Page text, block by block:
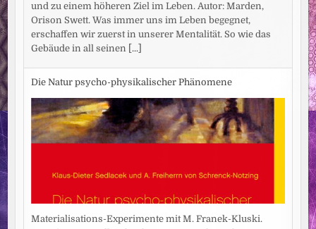
und zu einem höheren Ziel im Leben. Autor: Marden,
Orison Swett. Was immer uns im Leben begegnet,
erschaffen wir zuerst in unserer Mentalität. So wie das
Gebäude in all seinen [...]
Die Natur psycho-physikalischer Phänomene
Materialisations-Experimente mit M. Franek-Kluski.